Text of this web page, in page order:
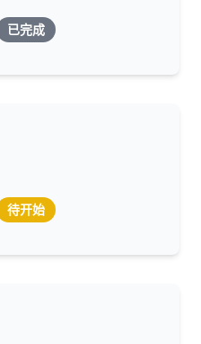
已完成
待开始